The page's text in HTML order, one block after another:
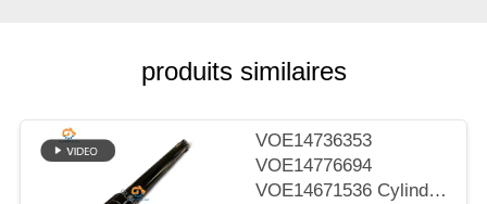
AFFAIRES
produits similaires
VOE14736353
VOE14776694
VOE14671536 Cylindre